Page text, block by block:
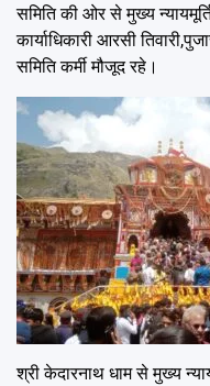
समिति की ओर से मुख्य
कार्याधिकारी आरसी
समिति कर्मी मौजूद रहे।
श्री केदारनाथ धाम से मुख्य